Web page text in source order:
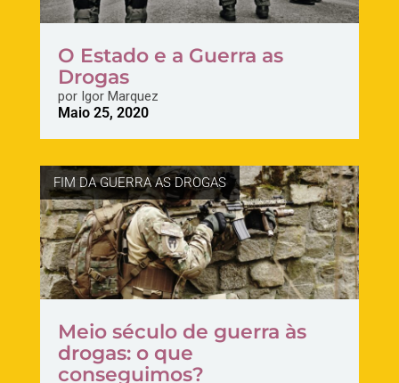
O Estado e a Guerra as
Drogas
porIgor Marquez
Maio 25, 2020
FIM DA GUERRA AS DROGAS
Meio século de guerra às
drogas: o que
conseguimos?